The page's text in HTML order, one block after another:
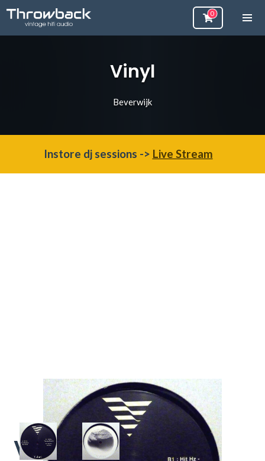
Vinyl
Beverwijk
Instore dj sessions -> Live Stream
Valuri 01